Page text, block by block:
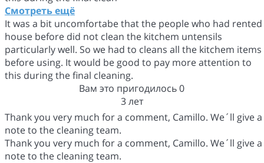
Смотреть ещё
It was a bit uncomfortabe that the people who had rented
house before did not clean the kitchem untensils
particularly well. So we had to cleans all the kitchem items
before using. It would be good to pay more attention to
this during the final cleaning.
Вам это пригодилось0
3 лет
Thank you very much for a comment, Camillo. We´ll give a
note to the cleaning team.
Thank you very much for a comment, Camillo. We´ll give a
note to the cleaning team.